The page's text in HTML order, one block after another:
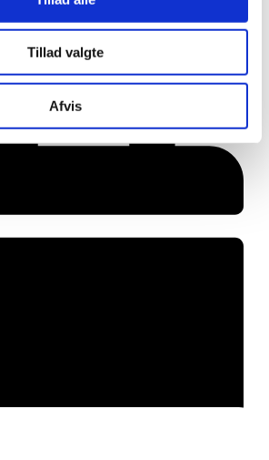
Tillad valgte
Afvis
Gode råd
avl af hunde
2025 er reglerne for avl af hunde
gælder både for dig, som lader din hund